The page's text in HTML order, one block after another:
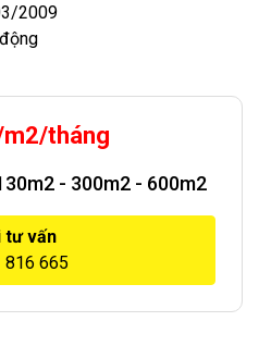
2009
tháng
- 300m2 - 600m2
tư vấn
816 665